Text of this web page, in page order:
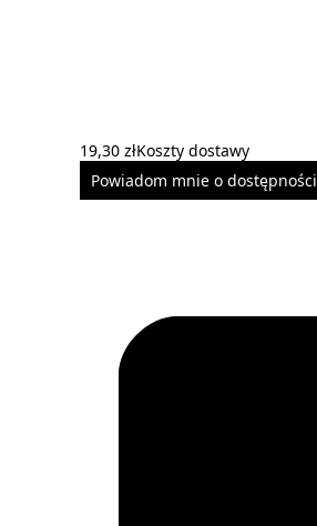
19,30 złKoszty dostawy
Powiadom mnie o dostępności